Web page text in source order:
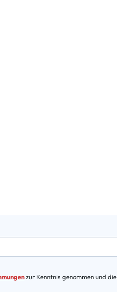
zur Kenntnis genommen und die